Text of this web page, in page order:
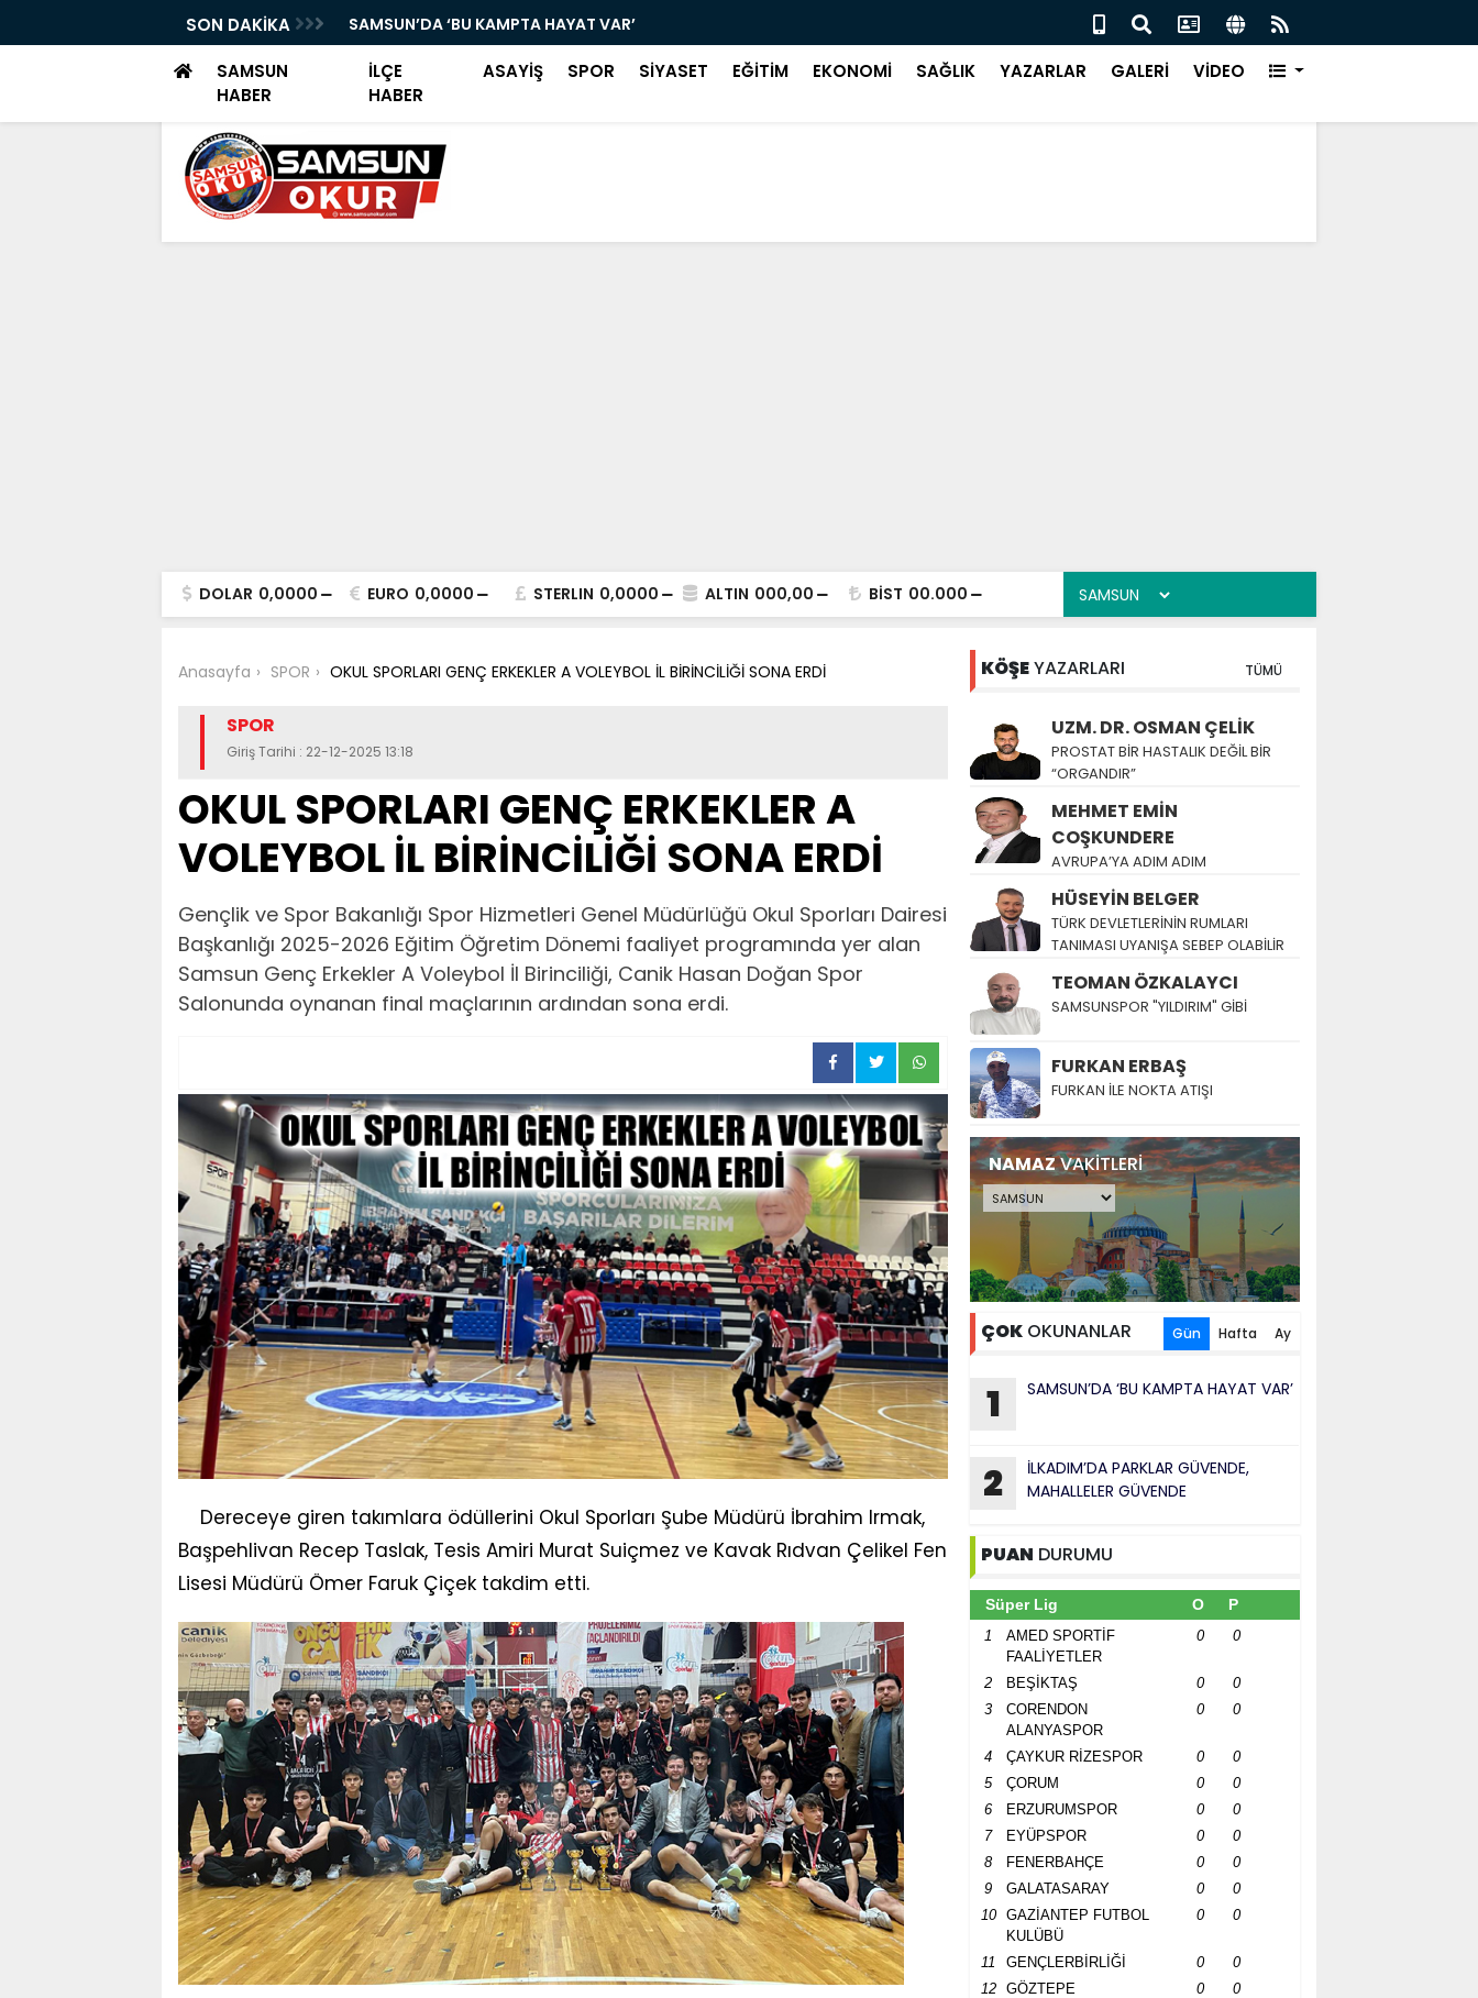
SON DAKİKA
MAHALLELER GÜVENDE SAMSUN’DA ‘BU KAMPTA HAYAT VAR’ SALIPAZARISPOR’DA KARAOĞLU DÖNEMİ
SAMSUN
HABER
İLÇE
HABER
ASAYİŞ SPOR SİYASET EĞİTİM EKONOMİ SAĞLIK YAZARLAR GALERİ VİDEO
DOLAR 0,0000 EURO 0,0000 STERLIN 0,0000 ALTIN 000,00 BİST 00.000
Anasayfa SPOR OKUL SPORLARI GENÇ ERKEKLER A VOLEYBOL İL BİRİNCİLİĞİ SONA ERDİ
SPOR
Giriş Tarihi : 22-12-2025 13:18
OKUL SPORLARI GENÇ ERKEKLER A
VOLEYBOL İL BİRİNCİLİĞİ SONA ERDİ
Gençlik ve Spor Bakanlığı Spor Hizmetleri Genel Müdürlüğü Okul Sporları Dairesi
Başkanlığı 2025-2026 Eğitim Öğretim Dönemi faaliyet programında yer alan
Samsun Genç Erkekler A Voleybol İl Birinciliği, Canik Hasan Doğan Spor
Salonunda oynanan final maçlarının ardından sona erdi.
Dereceye giren takımlara ödüllerini Okul Sporları Şube Müdürü İbrahim Irmak,
Başpehlivan Recep Taslak, Tesis Amiri Murat Suiçmez ve Kavak Rıdvan Çelikel Fen
Lisesi Müdürü Ömer Faruk Çiçek takdim etti.
KÖŞEYAZARLARI TÜMÜ
UZM. DR. OSMAN ÇELİK
PROSTAT BİR HASTALIK DEĞİL BİR
“ORGANDIR”
MEHMET EMİN
COŞKUNDERE
AVRUPA’YA ADIM ADIM
HÜSEYİN BELGER
TÜRK DEVLETLERİNİN RUMLARI
TANIMASI UYANIŞA SEBEP OLABİLİR
TEOMAN ÖZKALAYCI
SAMSUNSPOR "YILDIRIM" GİBİ
FURKAN ERBAŞ
FURKAN İLE NOKTA ATIŞI
NAMAZVAKİTLERİ
ÇOK OKUNANLAR Gün Hafta Ay
1 SAMSUN’DA ‘BU KAMPTA HAYAT VAR’
2
İLKADIM’DA PARKLAR GÜVENDE,
MAHALLELER GÜVENDE
PUAN DURUMU
Süper Lig O P
1
AMED SPORTİF
FAALİYETLER
0 0
2 BEŞİKTAŞ 0
0
3
CORENDON
ALANYASPOR
0 0
4 ÇAYKUR RİZESPOR 0
0
5
ÇORUM 0
0
6
ERZURUMSPOR 0
0
7
EYÜPSPOR 0
0
8
FENERBAHÇE 0
0
9
GALATASARAY 0
0
10
GAZİANTEP FUTBOL
KULÜBÜ
0 0
11 GENÇLERBİRLİĞİ 0
0
12
GÖZTEPE 0
0